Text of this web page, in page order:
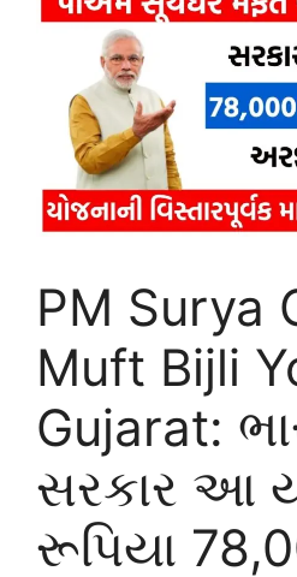
PM Surya
Muft Bijli
Gujarat:
સરકાર આ
રૂપિયા